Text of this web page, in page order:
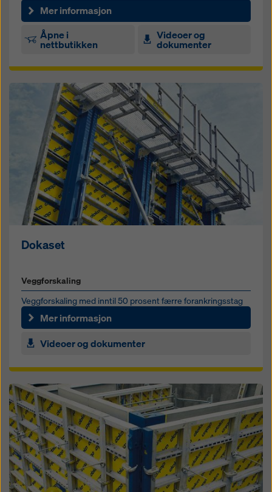
fundamenter, vegger og søyler
Mer informasjon
Åpne i
nettbutikken
Videoer og
dokumenter
Dokaset
Veggforskaling
Veggforskaling med inntil 50 prosent færre forankringsstag
Mer informasjon
Videoer og dokumenter